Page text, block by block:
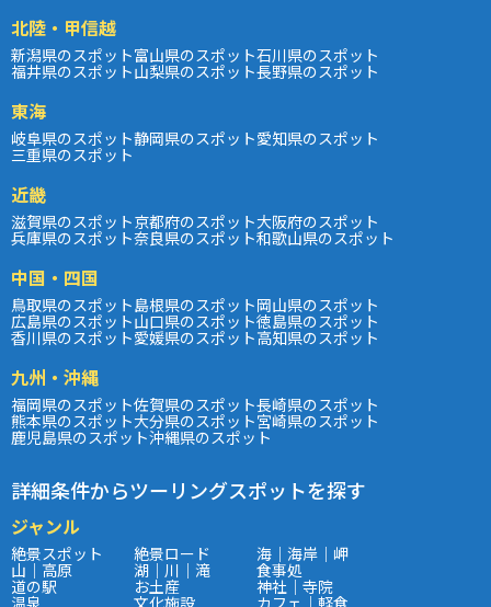
北陸・甲信越
新潟県のスポット富山県のスポット石川県のスポット
福井県のスポット山梨県のスポット長野県のスポット
東海
岐阜県のスポット静岡県のスポット愛知県のスポット
三重県のスポット
近畿
滋賀県のスポット京都府のスポット大阪府のスポット
兵庫県のスポット奈良県のスポット和歌山県のスポット
中国・四国
鳥取県のスポット島根県のスポット岡山県のスポット
広島県のスポット山口県のスポット徳島県のスポット
香川県のスポット愛媛県のスポット高知県のスポット
九州・沖縄
福岡県のスポット佐賀県のスポット長崎県のスポット
熊本県のスポット大分県のスポット宮崎県のスポット
鹿児島県のスポット沖縄県のスポット
詳細条件からツーリングスポットを探す
ジャンル
絶景スポット 絶景ロード 海｜海岸｜岬
山｜高原 湖｜川｜滝 食事処
道の駅 お土産 神社｜寺院
温泉 文化施設 カフェ｜軽食